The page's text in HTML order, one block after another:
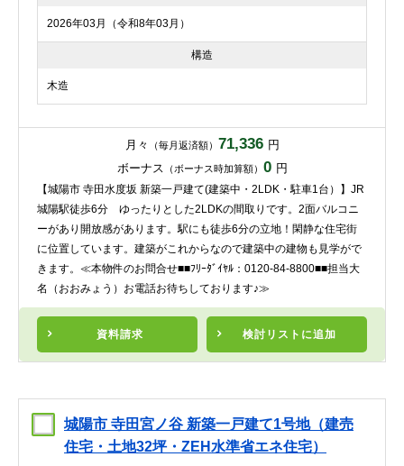
2026年03月（令和8年03月）
構造
木造
月々 （毎月返済額） 71,336 円
ボーナス （ボーナス時加算額） 0 円
資料請求 検討リスト に追加
【城陽市 寺田水度坂 新築一戸建て(建築中・2LDK・駐車1台）】JR
城陽駅徒歩6分 ゆったりとした2LDKの間取りです。2面バルコニ
ーがあり開放感があります。駅にも徒歩6分の立地！閑静な住宅街
に位置しています。建築がこれからなので建築中の建物も見学がで
きます。≪本物件のお問合せ■■ﾌﾘｰﾀﾞｲﾔﾙ：0120-84-8800■■担当大
名（おおみょう）お電話お待ちしております♪≫
城陽市 寺田宮ノ谷 新築一戸建て1号地（建売
住宅・土地32坪・ZEH水準省エネ住宅）